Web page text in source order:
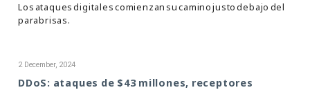
Los ataques digitales comienzan su camino justo debajo del
parabrisas.
2 December, 2024
DDoS: ataques de $43 millones, receptores